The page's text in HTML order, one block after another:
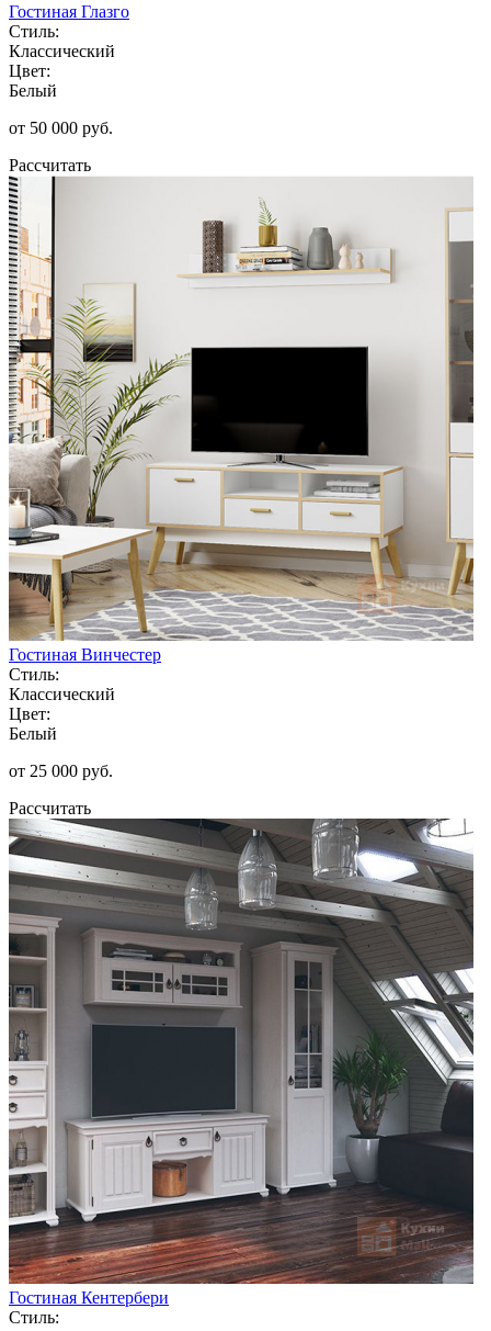
Гостиная Глазго
Стиль:
Классический
Цвет:
Белый
от 50 000 руб.
Рассчитать
Гостиная Винчестер
Стиль:
Классический
Цвет:
Белый
от 25 000 руб.
Рассчитать
Гостиная Кентербери
Стиль: